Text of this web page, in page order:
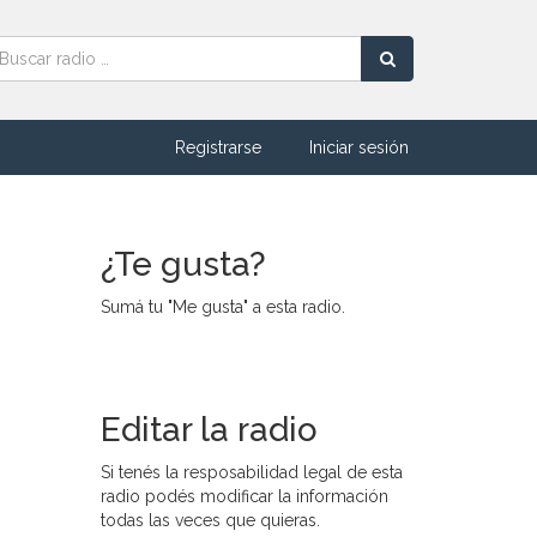
Registrarse Iniciar sesión
¿Te gusta?
Sumá tu "Me gusta" a esta radio.
Editar la radio
Si tenés la resposabilidad legal de esta
radio podés modificar la información
todas las veces que quieras.